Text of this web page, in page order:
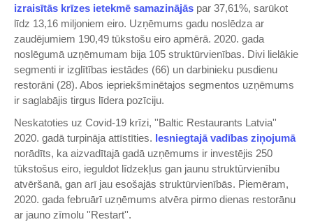
izraisītās krīzes ietekmē samazinājās par 37,61%, sarūkot
līdz 13,16 miljoniem eiro. Uzņēmums gadu noslēdza ar
zaudējumiem 190,49 tūkstošu eiro apmērā. 2020. gada
noslēgumā uzņēmumam bija 105 struktūrvienības. Divi lielākie
segmenti ir izglītības iestādes (66) un darbinieku pusdienu
restorāni (28). Abos iepriekšminētajos segmentos uzņēmums
ir saglabājis tirgus līdera pozīciju.
Neskatoties uz Covid-19 krīzi, ''Baltic Restaurants Latvia''
2020. gadā turpināja attīstīties. Iesniegtajā vadības ziņojumā
norādīts, ka aizvadītajā gadā uzņēmums ir investējis 250
tūkstošus eiro, ieguldot līdzekļus gan jaunu struktūrvienību
atvēršanā, gan arī jau esošajās struktūrvienībās. Piemēram,
2020. gada februārī uzņēmums atvēra pirmo dienas restorānu
ar jauno zīmolu ''Restart''.